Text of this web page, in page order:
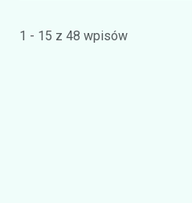
1 - 15 z 48 wpisów